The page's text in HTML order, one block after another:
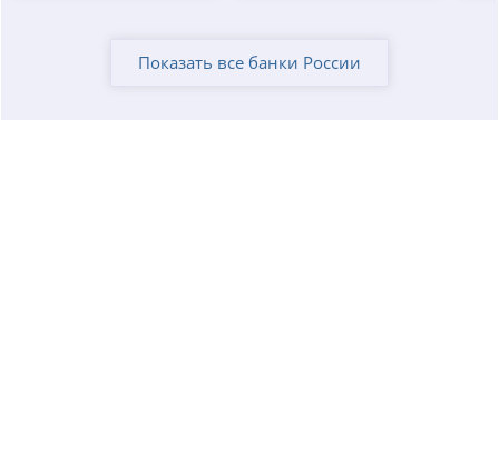
Показать все банки России